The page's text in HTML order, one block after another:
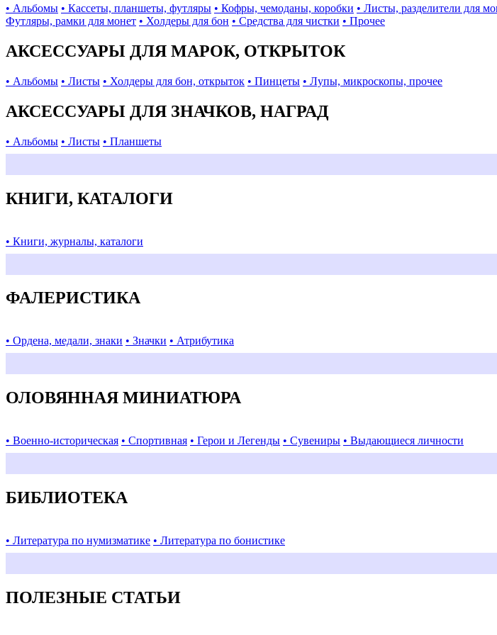
• Альбомы • Кассеты, планшеты, футляры • Кофры, чемоданы, коробки • Листы, разделители для
Футляры, рамки для монет • Холдеры для бон • Средства для чистки • Прочее
АКСЕССУАРЫ ДЛЯ МАРОК, ОТКРЫТОК
• Альбомы • Листы • Холдеры для бон, открыток • Пинцеты • Лупы, микроскопы, прочее
АКСЕССУАРЫ ДЛЯ ЗНАЧКОВ, НАГРАД
• Альбомы • Листы • Планшеты
КНИГИ, КАТАЛОГИ
• Книги, журналы, каталоги
ФАЛЕРИСТИКА
• Ордена, медали, знаки • Значки • Атрибутика
ОЛОВЯННАЯ МИНИАТЮРА
• Военно-историческая • Спортивная • Герои и Легенды • Сувениры • Выдающиеся личности
БИБЛИОТЕКА
• Литература по нумизматике • Литература по бонистике
ПОЛЕЗНЫЕ СТАТЬИ